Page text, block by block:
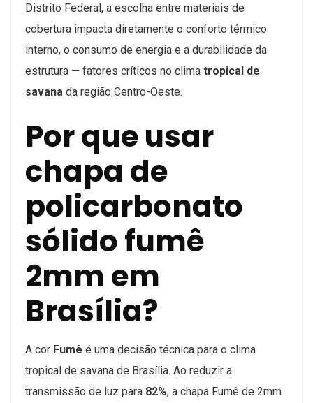
Distrito Federal, a escolha entre materiais de
cobertura impacta diretamente o conforto térmico
interno, o consumo de energia e a durabilidade da
estrutura — fatores críticos no clima tropical de
savana da região Centro-Oeste.
Por que usar
chapa de
policarbonato
sólido fumê
2mm em
Brasília?
A cor Fumê é uma decisão técnica para o clima
tropical de savana de Brasília. Ao reduzir a
transmissão de luz para 82%, a chapa Fumê de 2mm